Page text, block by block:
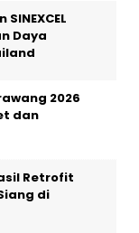
Daya
2026
dan
Retrofit
di